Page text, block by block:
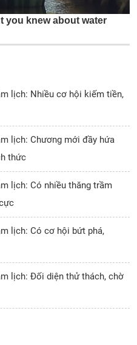
lịch: Nhiều cơ hội kiếm tiền,
lịch: Chương mới đầy hứa
thức
lịch: Có nhiều thăng trầm
lịch: Có cơ hội bứt phá,
lịch: Đối diện thử thách, chờ